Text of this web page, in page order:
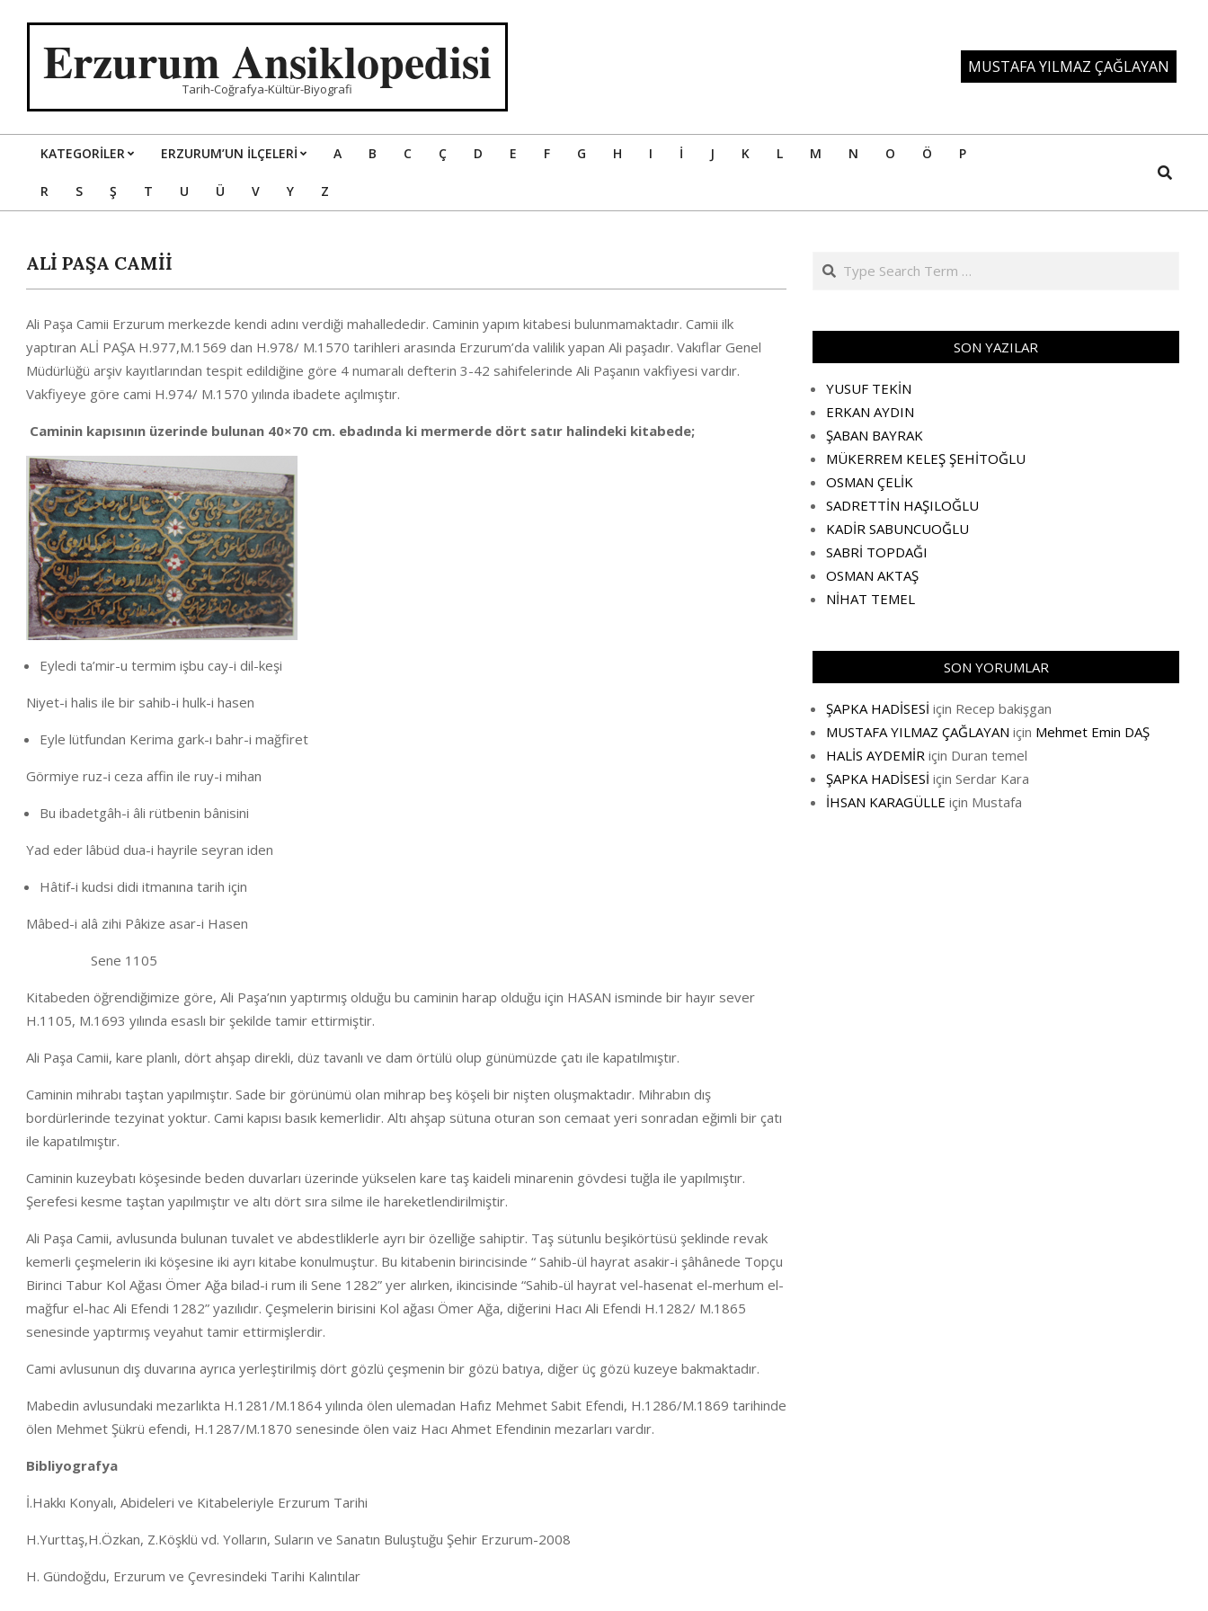
Erzurum Ansiklopedisi
Tarih-Coğrafya-Kültür-Biyografi
MUSTAFA YILMAZ ÇAĞLAYAN
Primary
Navigation
KATEGORILER ERZURUM’UN İLÇELERİ A B C Ç D E F G H I İ J K L M N O Ö P
R S Ş T U Ü V Y Z
Search
ALİ PAŞA CAMİİ
Ali Paşa Camii Erzurum merkezde kendi adını verdiği mahallededir. Caminin yapım kitabesi bulunmamaktadır. Camii ilk
yaptıran ALİ PAŞA H.977,M.1569 dan H.978/ M.1570 tarihleri arasında Erzurum’da valilik yapan Ali paşadır. Vakıflar Genel
Müdürlüğü arşiv kayıtlarından tespit edildiğine göre 4 numaralı defterin 3-42 sahifelerinde Ali Paşanın vakfiyesi vardır.
Vakfiyeye göre cami H.974/ M.1570 yılında ibadete açılmıştır.
Caminin kapısının üzerinde bulunan 40×70 cm. ebadında ki mermerde dört satır halindeki kitabede;
Eyledi ta’mir-u termim işbu cay-i dil-keşi
Niyet-i halis ile bir sahib-i hulk-i hasen
Eyle lütfundan Kerima gark-ı bahr-i mağfiret
Görmiye ruz-i ceza affin ile ruy-i mihan
Bu ibadetgâh-i âli rütbenin bânisini
Yad eder lâbüd dua-i hayrile seyran iden
Hâtif-i kudsi didi itmanına tarih için
Mâbed-i alâ zihi Pâkize asar-i Hasen
Sene 1105
Kitabeden öğrendiğimize göre, Ali Paşa’nın yaptırmış olduğu bu caminin harap olduğu için HASAN isminde bir hayır sever
H.1105, M.1693 yılında esaslı bir şekilde tamir ettirmiştir.
Ali Paşa Camii, kare planlı, dört ahşap direkli, düz tavanlı ve dam örtülü olup günümüzde çatı ile kapatılmıştır.
Caminin mihrabı taştan yapılmıştır. Sade bir görünümü olan mihrap beş köşeli bir nişten oluşmaktadır. Mihrabın dış
bordürlerinde tezyinat yoktur. Cami kapısı basık kemerlidir. Altı ahşap sütuna oturan son cemaat yeri sonradan eğimli bir çatı
ile kapatılmıştır.
Caminin kuzeybatı köşesinde beden duvarları üzerinde yükselen kare taş kaideli minarenin gövdesi tuğla ile yapılmıştır.
Şerefesi kesme taştan yapılmıştır ve altı dört sıra silme ile hareketlendirilmiştir.
Ali Paşa Camii, avlusunda bulunan tuvalet ve abdestliklerle ayrı bir özelliğe sahiptir. Taş sütunlu beşikörtüsü şeklinde revak
kemerli çeşmelerin iki köşesine iki ayrı kitabe konulmuştur. Bu kitabenin birincisinde “ Sahib-ül hayrat asakir-i şâhânede Topçu
Birinci Tabur Kol Ağası Ömer Ağa bilad-i rum ili Sene 1282” yer alırken, ikincisinde “Sahib-ül hayrat vel-hasenat el-merhum el-
mağfur el-hac Ali Efendi 1282” yazılıdır. Çeşmelerin birisini Kol ağası Ömer Ağa, diğerini Hacı Ali Efendi H.1282/ M.1865
senesinde yaptırmış veyahut tamir ettirmişlerdir.
Cami avlusunun dış duvarına ayrıca yerleştirilmiş dört gözlü çeşmenin bir gözü batıya, diğer üç gözü kuzeye bakmaktadır.
Mabedin avlusundaki mezarlıkta H.1281/M.1864 yılında ölen ulemadan Hafız Mehmet Sabit Efendi, H.1286/M.1869 tarihinde
ölen Mehmet Şükrü efendi, H.1287/M.1870 senesinde ölen vaiz Hacı Ahmet Efendinin mezarları vardır.
Bibliyografya
İ.Hakkı Konyalı, Abideleri ve Kitabeleriyle Erzurum Tarihi
H.Yurttaş,H.Özkan, Z.Köşklü vd. Yolların, Suların ve Sanatın Buluştuğu Şehir Erzurum-2008
H. Gündoğdu, Erzurum ve Çevresindeki Tarihi Kalıntılar
Search
SON YAZILAR
YUSUF TEKİN
ERKAN AYDIN
ŞABAN BAYRAK
MÜKERREM KELEŞ ŞEHİTOĞLU
OSMAN ÇELİK
SADRETTİN HAŞILOĞLU
KADİR SABUNCUOĞLU
SABRİ TOPDAĞI
OSMAN AKTAŞ
NİHAT TEMEL
SON YORUMLAR
ŞAPKA HADİSESİ için Recep bakişgan
MUSTAFA YILMAZ ÇAĞLAYAN için Mehmet Emin DAŞ
HALİS AYDEMİR için Duran temel
ŞAPKA HADİSESİ için Serdar Kara
İHSAN KARAGÜLLE için Mustafa